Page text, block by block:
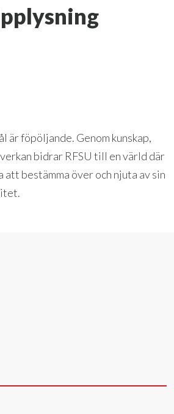
är föpöljande. Genom kunskap,
bidrar RFSU till en värld där
att bestämma över och njuta av sin